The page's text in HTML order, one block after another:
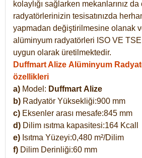
kolaylığı sağlarken mekanlarınız
radyatörlerinizin tesisatınızda
yapmadan değiştirilmesine olanak
alüminyum radyatörleri ISO VE TSE
uygun olarak üretilmektedir.
Duffmart Alize Alüminyum
özellikleri
a) Model: Duffmart Alize
b) Radyatör Yüksekliği:900 mm
c) Eksenler arası mesafe:845 mm
d) Dilim ısıtma kapasitesi:164 Kcall
e) Isıtma Yüzeyi:0,480 m²/Dilim
f) Dilim Derinliği:60 mm